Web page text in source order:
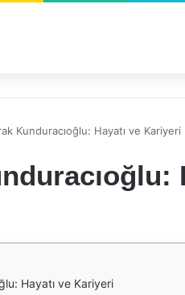
Kunduracıoğlu: Hayatı ve Kariyeri
Hayatı ve Kariyeri